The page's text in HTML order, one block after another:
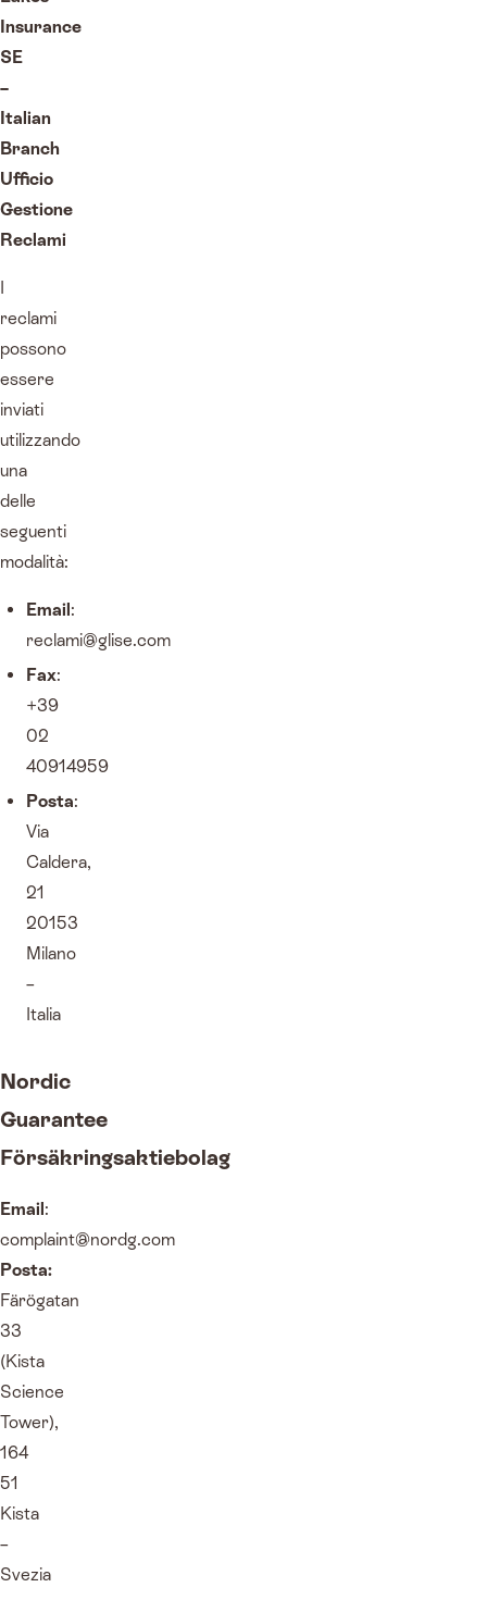
Insurance
SE
–
Italian
Branch
Ufficio
Gestione
Reclami
reclami
possono
essere
inviati
utilizzando
una
delle
seguenti
modalità:
Email :
reclami@glise.com
Fax:
+39
02
40914959
Posta:
Via
Caldera,
21
20153
Milano
–
Italia
Nordic
Guarantee
Försäkringsaktiebolag
Email :
complaint@nordg.com
Posta:
Färögatan
33
(Kista
Science
Tower),
164
51
Kista
–
Svezia